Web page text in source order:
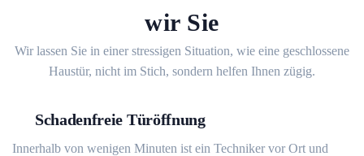
wir Sie
Wir lassen Sie in einer stressigen Situation, wie eine geschlossene
Haustür, nicht im Stich, sondern helfen Ihnen zügig.
Schadenfreie Türöffnung
Innerhalb von wenigen Minuten ist ein Techniker vor Ort und